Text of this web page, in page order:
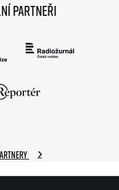
partneři